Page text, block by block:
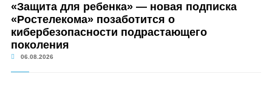
«Защита для ребенка» — новая подписка
«Ростелекома» позаботится о
кибербезопасности подрастающего
поколения
06.08.2026